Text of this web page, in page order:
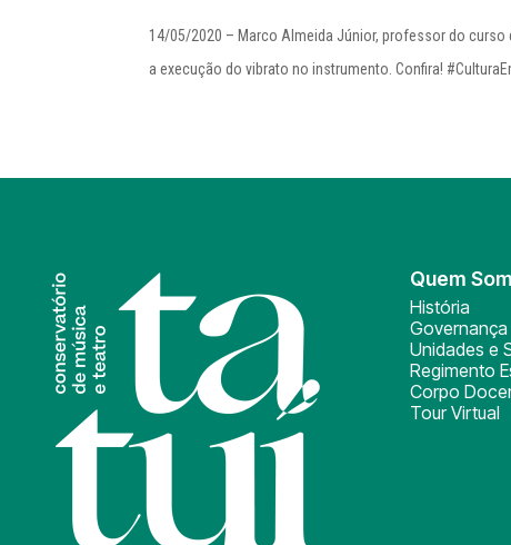
14/05/2020 – Marco Almeida Júnior, professor do
a execução do vibrato no instrumento. Confira!
Quem
História
Governança
Unidades e
Regimento
Corpo
Tour Virtual